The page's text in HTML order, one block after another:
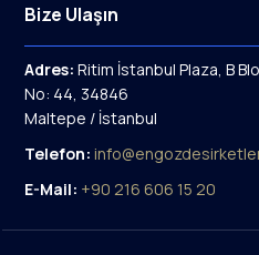
Bize Ulaşın
Adres: Ritim İstanbul Plaza, B
No: 44, 34846
Maltepe / İstanbul
Telefon:
E-Mail: +90 216 606 15 20